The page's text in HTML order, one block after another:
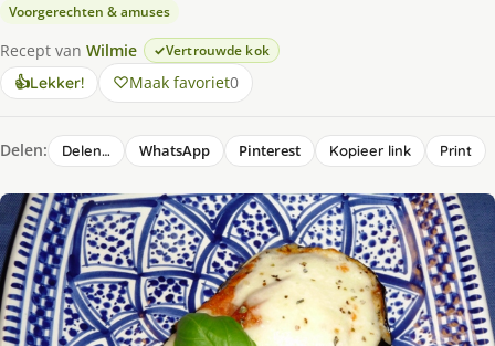
Voorgerechten & amuses
Recept van Wilmie Vertrouwde kok
👍Lekker! Maak favoriet0
Delen: Delen… WhatsApp Pinterest Kopieer link Print